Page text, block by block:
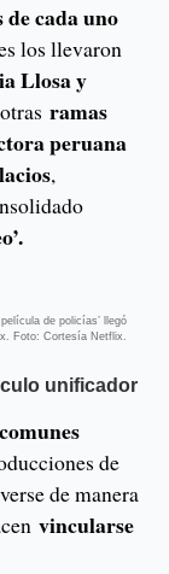
de cada uno
los llevaron
Llosa y
ramas
peruana
,
de policías’ llegó
Foto: Cortesía Netflix.
unificador
comunes
de
de manera
vincularse